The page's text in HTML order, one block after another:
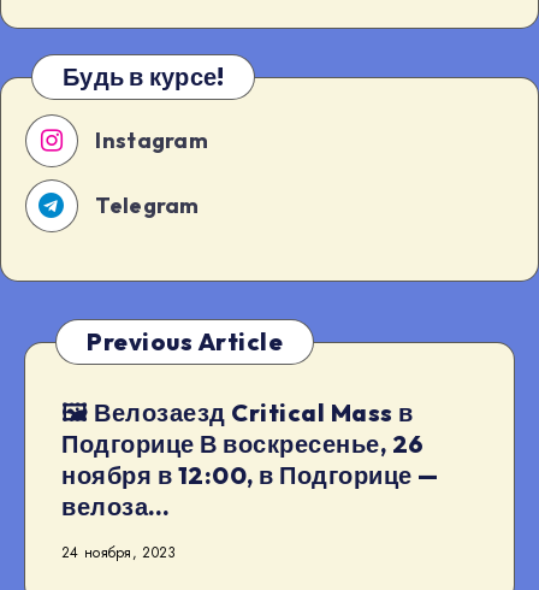
Будь в курсе!
Instagram
Telegram
Previous Article
🖼 Велозаезд Critical Mass в
Подгорице В воскресенье, 26
ноября в 12:00, в Подгорице —
велоза…
24 ноября, 2023